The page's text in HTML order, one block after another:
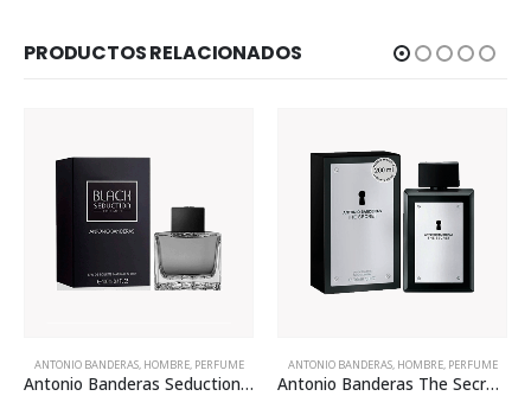
PRODUCTOS RELACIONADOS
ANTONIO BANDERAS, HOMBRE, PERFUME
Antonio Banderas The Secret Edt 200ml Para Hombre
EDT,HOMBRE,PERFUME,TIZIANO GENTLEMANS
Estuche Tiziano Gentlemans Portrait Edt 100ml Para Hombre